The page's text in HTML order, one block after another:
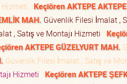
Hizmeti Keçiören AKTEPE
MAH. Güvenlik Filesi İmalat ,
, Satış ve Montajı Hizmeti
AKTEPE GÜZELYURT MAH.
Güvenlik Filesi İmalat , Satış ve
Hizmeti Keçiören AKTEPE